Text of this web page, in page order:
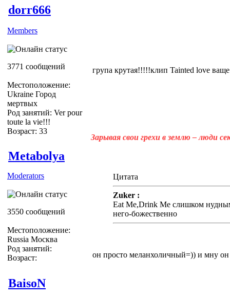
dorr666
Members
3771 сообщений
Местоположение:
Ukraine Город
мертвых
Род занятий: Ver pour
toute la vie!!!
Возраст: 33
група крутая!!!!!клип Tainted love
Зарывая свои грехи в землю – люди
Metabolya
Moderators
3550 сообщений
Местоположение:
Russia Москва
Род занятий:
Возраст:
Цитата
Zuker :
Eat Me,Drink Me слишком
него-божественно
он просто меланхоличный=)) и мну
BaisoN